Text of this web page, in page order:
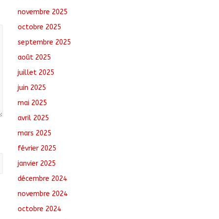
Khidmè »
novembre 2025
octobre 2025
septembre 2025
août 2025
juillet 2025
juin 2025
mai 2025
avril 2025
mars 2025
février 2025
janvier 2025
décembre 2024
novembre 2024
octobre 2024